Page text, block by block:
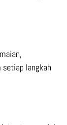
setiap langkah